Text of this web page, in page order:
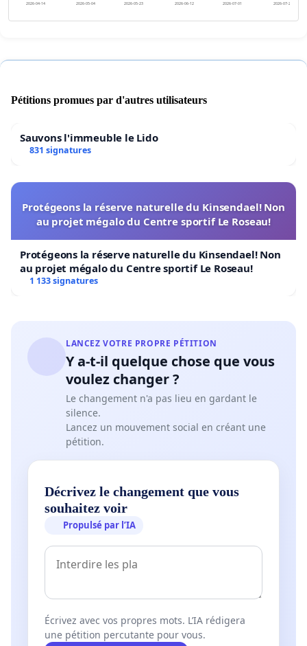
2026-04-14 2026-05-04 2026-05-23 2026-06-12 2026-07-01 2026-07-21
Pétitions promues par d'autres utilisateurs
Sauvons l'immeuble le Lido
831 signatures
Protégeons la réserve naturelle du Kinsendael! Non
au projet mégalo du Centre sportif Le Roseau!
Protégeons la réserve naturelle du Kinsendael! Non
au projet mégalo du Centre sportif Le Roseau!
1 133 signatures
LANCEZ VOTRE PROPRE PÉTITION
Y a-t-il quelque chose que vous
voulez changer ?
Le changement n'a pas lieu en gardant le
silence.
Lancez un mouvement social en créant une
pétition.
Décrivez le changement que vous
souhaitez voir
Propulsé par l’IA
Écrivez avec vos propres mots. L’IA rédigera
une pétition percutante pour vous.